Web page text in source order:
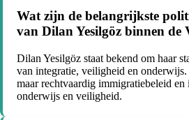
Wat zijn de belangrijkste
van Dilan Yesilgöz binnen de
Dilan Yesilgöz staat bekend om haar
van integratie, veiligheid en
maar rechtvaardig immigratiebeleid en
onderwijs en veiligheid.